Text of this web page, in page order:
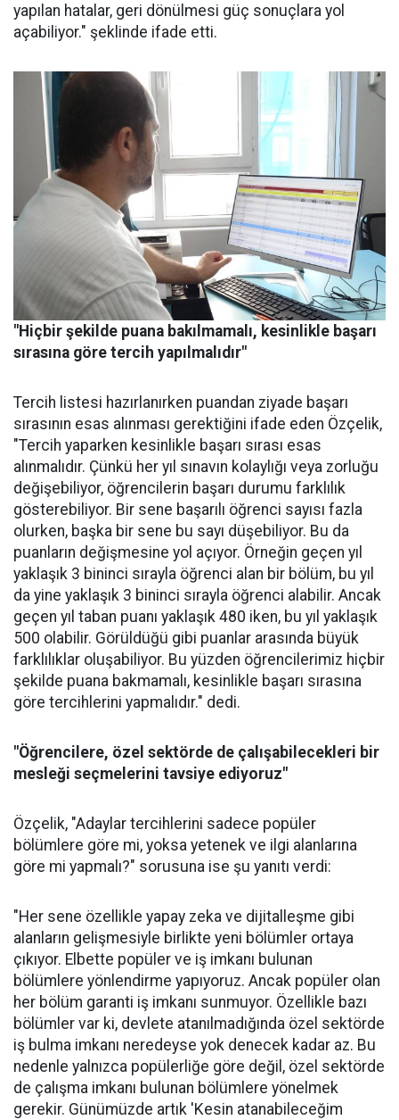
yapılan hatalar, geri dönülmesi güç sonuçlara yol
açabiliyor." şeklinde ifade etti.
"Hiçbir şekilde puana bakılmamalı, kesinlikle başarı
sırasına göre tercih yapılmalıdır"
Tercih listesi hazırlanırken puandan ziyade başarı
sırasının esas alınması gerektiğini ifade eden Özçelik,
"Tercih yaparken kesinlikle başarı sırası esas
alınmalıdır. Çünkü her yıl sınavın kolaylığı veya zorluğu
değişebiliyor, öğrencilerin başarı durumu farklılık
gösterebiliyor. Bir sene başarılı öğrenci sayısı fazla
olurken, başka bir sene bu sayı düşebiliyor. Bu da
puanların değişmesine yol açıyor. Örneğin geçen yıl
yaklaşık 3 bininci sırayla öğrenci alan bir bölüm, bu yıl
da yine yaklaşık 3 bininci sırayla öğrenci alabilir. Ancak
geçen yıl taban puanı yaklaşık 480 iken, bu yıl yaklaşık
500 olabilir. Görüldüğü gibi puanlar arasında büyük
farklılıklar oluşabiliyor. Bu yüzden öğrencilerimiz hiçbir
şekilde puana bakmamalı, kesinlikle başarı sırasına
göre tercihlerini yapmalıdır." dedi.
"Öğrencilere, özel sektörde de çalışabilecekleri bir
mesleği seçmelerini tavsiye ediyoruz"
Özçelik, "Adaylar tercihlerini sadece popüler
bölümlere göre mi, yoksa yetenek ve ilgi alanlarına
göre mi yapmalı?" sorusuna ise şu yanıtı verdi:
"Her sene özellikle yapay zeka ve dijitalleşme gibi
alanların gelişmesiyle birlikte yeni bölümler ortaya
çıkıyor. Elbette popüler ve iş imkanı bulunan
bölümlere yönlendirme yapıyoruz. Ancak popüler olan
her bölüm garanti iş imkanı sunmuyor. Özellikle bazı
bölümler var ki, devlete atanılmadığında özel sektörde
iş bulma imkanı neredeyse yok denecek kadar az. Bu
nedenle yalnızca popülerliğe göre değil, özel sektörde
de çalışma imkanı bulunan bölümlere yönelmek
gerekir. Günümüzde artık 'Kesin atanabileceğim